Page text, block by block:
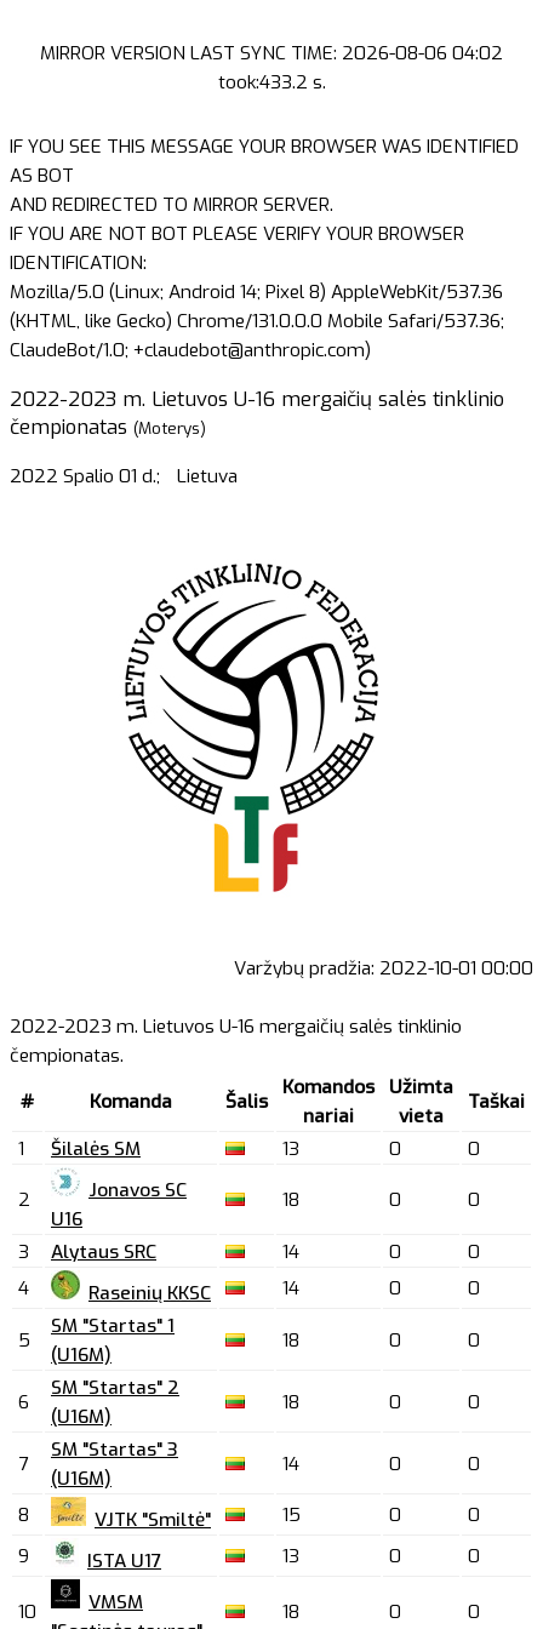
MIRROR VERSION LAST SYNC TIME: 2026-08-06 04:02
took:433.2 s.
IF YOU SEE THIS MESSAGE YOUR BROWSER WAS IDENTIFIED
AS BOT
AND REDIRECTED TO MIRROR SERVER.
IF YOU ARE NOT BOT PLEASE VERIFY YOUR BROWSER
IDENTIFICATION:
Mozilla/5.0 (Linux; Android 14; Pixel 8) AppleWebKit/537.36
(KHTML, like Gecko) Chrome/131.0.0.0 Mobile Safari/537.36;
ClaudeBot/1.0; +claudebot@anthropic.com)
2022-2023 m. Lietuvos U-16 mergaičių salės tinklinio
čempionatas (Moterys)
2022 Spalio 01 d.; Lietuva
Varžybų pradžia: 2022-10-01 00:00
2022-2023 m. Lietuvos U-16 mergaičių salės tinklinio
čempionatas.
#
Komanda Šalis
Komandos
nariai
Užimta
vieta
Taškai
1
Šilalės SM 13 0 0
2
Jonavos SC
U16
18 0 0
3 Alytaus SRC 14 0
0
4
Raseinių KKSC 14 0 0
5
SM "Startas" 1
(U16M)
18 0 0
6
SM "Startas" 2
(U16M)
18 0 0
7
SM "Startas" 3
(U16M)
14 0 0
8 VJTK "Smiltė" 15 0
0
9
ISTA U17 13 0 0
10
VMSM
18 0 0